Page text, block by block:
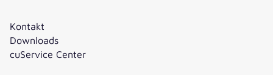
Kontakt
Downloads
cuService Center